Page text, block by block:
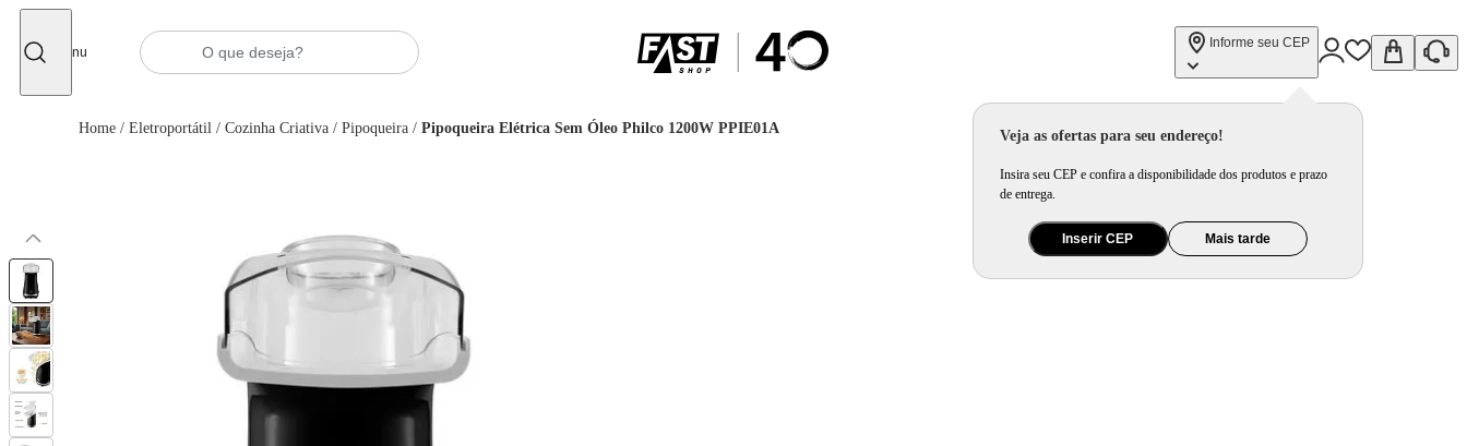
Menu
Informe seu CEP
Veja as ofertas para seu endereço!
Insira seu CEP e confira a disponibilidade dos produtos e prazo
de entrega.
Inserir CEP Mais tarde
Home / Eletroportátil / Cozinha Criativa / Pipoqueira / Pipoqueira Elétrica Sem Óleo Philco 1200W PPIE01A